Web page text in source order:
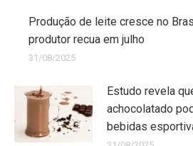
Produção de leite cresce no
produtor recua em julho
31/08/2025
Estudo revela
achocolatado
bebidas